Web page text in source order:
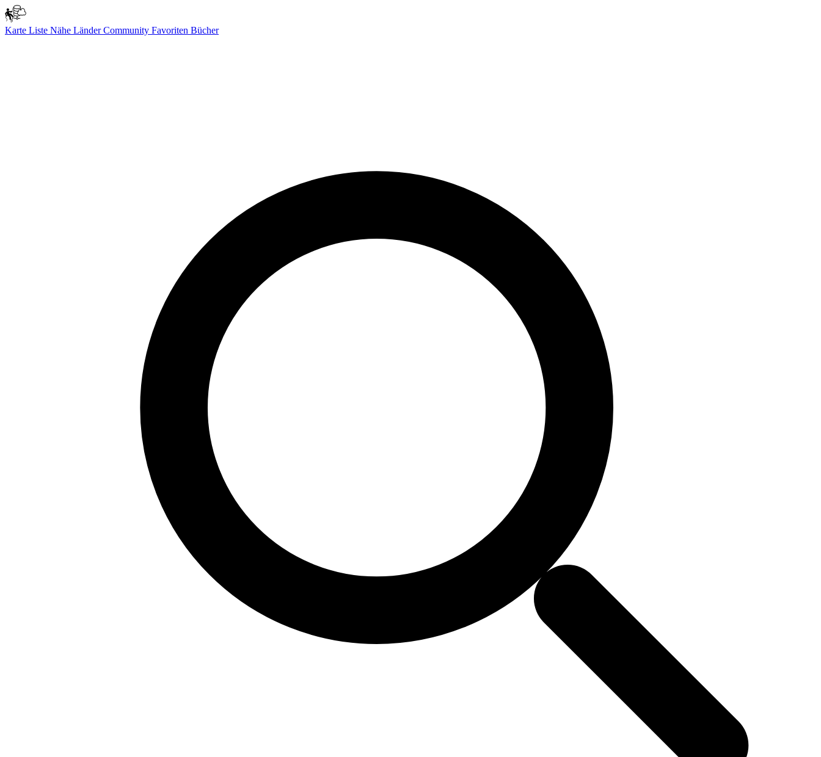
Karte Liste Nähe LänderCommunity Favoriten Bücher